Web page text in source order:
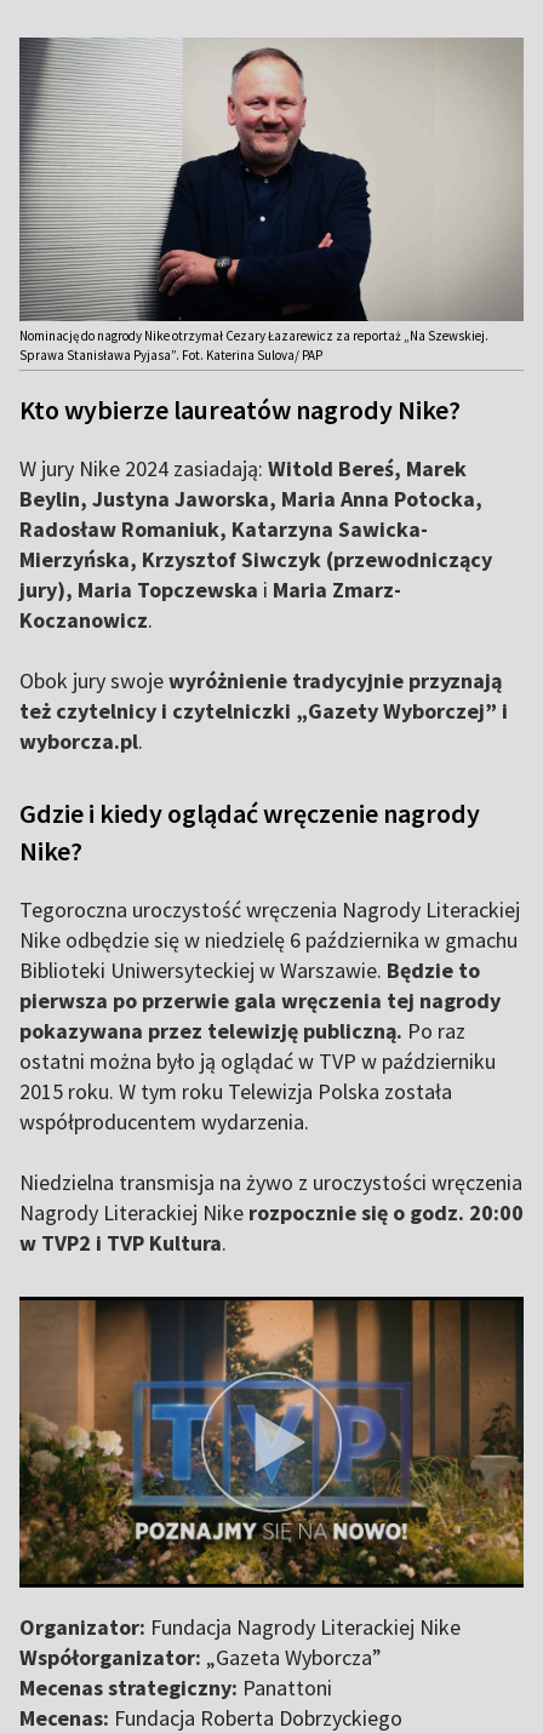
Nominację do nagrody Nike otrzymał Cezary Łazarewicz za reportaż „Na Szewskiej.
Sprawa Stanisława Pyjasa”. Fot. Katerina Sulova/ PAP
Kto wybierze laureatów nagrody Nike?
W jury Nike 2024 zasiadają: Witold Bereś, Marek
Beylin, Justyna Jaworska, Maria Anna Potocka,
Radosław Romaniuk, Katarzyna Sawicka-
Mierzyńska, Krzysztof Siwczyk (przewodniczący
jury), Maria Topczewska i Maria Zmarz-
Koczanowicz.
Obok jury swojewyróżnienie tradycyjnie przyznają
też czytelnicy i czytelniczki „Gazety Wyborczej” i
wyborcza.pl.
Gdzie i kiedy oglądać wręczenie nagrody
Nike?
Tegoroczna uroczystość wręczenia Nagrody Literackiej
Nike odbędzie się w niedzielę 6 października w gmachu
Biblioteki Uniwersyteckiej w Warszawie. Będzie to
pierwsza po przerwie gala wręczenia tej nagrody
pokazywana przez telewizję publiczną. Po raz
ostatni można było ją oglądać w TVP w październiku
2015 roku. W tym roku Telewizja Polska została
współproducentem wydarzenia.
Niedzielna transmisja na żywo z uroczystości wręczenia
Nagrody Literackiej Nike rozpocznie się o godz. 20:00
w TVP2 i TVP Kultura.
Organizator: Fundacja Nagrody Literackiej Nike
Współorganizator: „Gazeta Wyborcza”
Mecenas strategiczny: Panattoni
Mecenas: Fundacja Roberta Dobrzyckiego